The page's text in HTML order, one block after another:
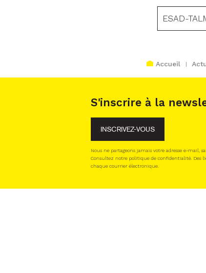
ESAD-
Accueil
S'inscrire à la
INSCRIVEZ-VOUS
Nous ne partageons jamais votre adresse e-mail,
Consultez notre politique de confidentialité. Des
chaque courrier électronique.